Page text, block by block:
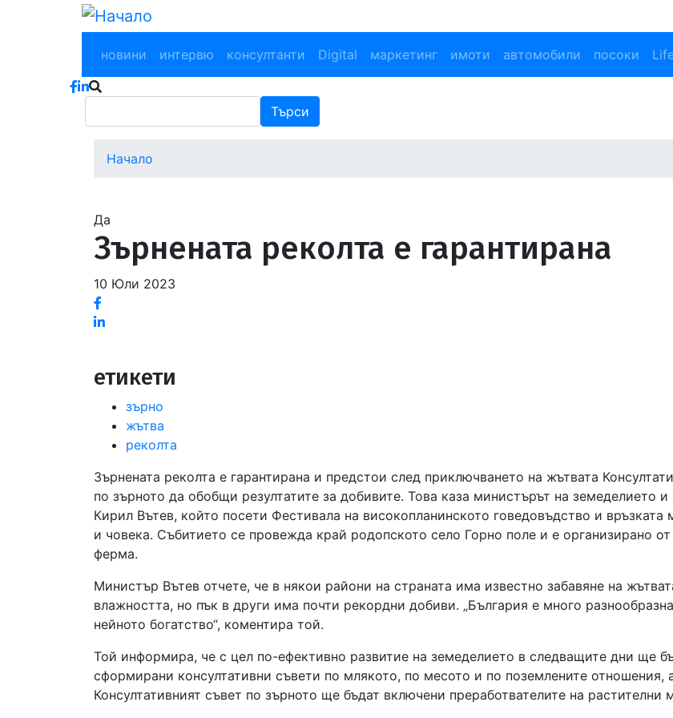
Main navigation
новини интервю консултанти Digital маркетинг имоти автомобили посоки
Търси
Начало
снимка
Да
Зърнената реколта е гарантирана
10 Юли 2023
етикети
зърно
жътва
реколта
Зърнената реколта е гарантирана и предстои след приключването на жътвата
по зърното да обобщи резултатите за добивите. Това каза министърът на земеделието и
Кирил Вътев, който посети Фестивала на високопланинското говедовъдство и връзката
и човека. Събитието се провежда край родопското село Горно поле и е организирано
ферма.
Министър Вътев отчете, че в някои райони на страната има известно забавяне на
влажността, но пък в други има почти рекордни добиви. „България е много
нейното богатство“, коментира той.
Той информира, че с цел по-ефективно развитие на земеделието в следващите дни ще
сформирани консултативни съвети по млякото, по месото и по поземлените отношения,
Консултативният съвет по зърното ще бъдат включени преработвателите на растителни